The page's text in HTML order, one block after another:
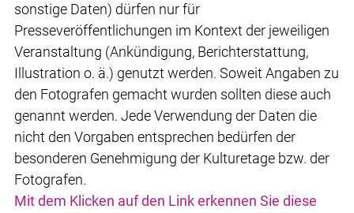
sonstige Daten) dürfen nur für
Presseveröffentlichungen im Kontext der jeweiligen
Veranstaltung (Ankündigung, Berichterstattung,
Illustration o. ä.) genutzt werden. Soweit Angaben zu
den Fotografen gemacht wurden sollten diese auch
genannt werden. Jede Verwendung der Daten die
nicht den Vorgaben entsprechen bedürfen der
besonderen Genehmigung der Kulturetage bzw. der
Fotografen.
Mit dem Klicken auf den Link erkennen Sie diese